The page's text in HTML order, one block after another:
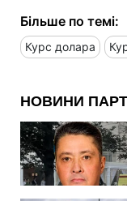
Більше по темі:
Курс долара